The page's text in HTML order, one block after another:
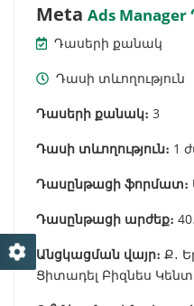
Meta Ads
Դասերի քանակ
Դասի տևողություն
Դասերի քանակ։ 3
Դասի տևողություն։ 1
Դասընթացի ֆորմատ։
Դասընթացի արժեք։
Անցկացման վայր։ Ք․
Ցիտադել Բիզնես